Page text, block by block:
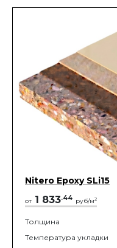
Nitero Epoxy SLi15
от 1 833.44 руб/м2
Толщина
Температура укладки